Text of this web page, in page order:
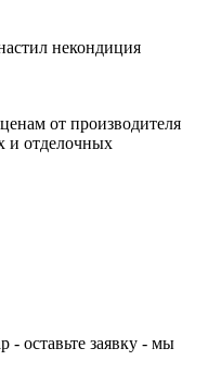
от производителя
и отделочных
оставьте заявку - мы